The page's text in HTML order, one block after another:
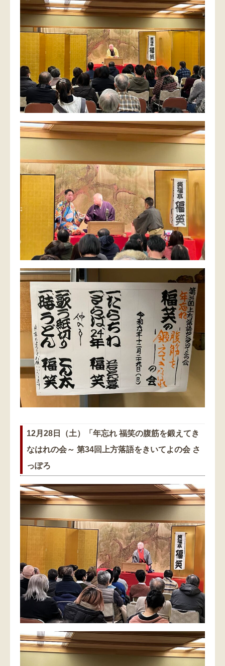
12月28日（土）「年忘れ 福笑の腹筋を鍛えてき
なはれの会～ 第34回上方落語をきいてよの会 さ
っぽろ